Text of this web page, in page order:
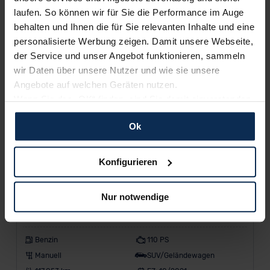
laufen. So können wir für Sie die Performance im Auge
behalten und Ihnen die für Sie relevanten Inhalte und eine
personalisierte Werbung zeigen. Damit unsere Webseite,
der Service und unser Angebot funktionieren, sammeln
wir Daten über unsere Nutzer und wie sie unsere
Angebote auf welchen Geräten nutzen.
Wenn Sie das „OK“ finden, sind Sie damit einverstanden
und erlauben uns Cookies für unseren Service zu
verwenden und diese Daten an Dritte weiterzugeben,
etwa an unsere Marketingpartner. Falls Sie dem nicht
zustimmen möchten, beschränken wir uns auf die
dann nicht auf Sie zuschneiden und Sie somit nicht
perfekt auf dem Weg zu Ihrem Neuwagen unterstützen.
Sie können die Einstellungen jederzeit anpassen oder
Für alle beschriebenen Technologien und Cookies gilt –
Ok
Konfigurieren
Nur notwendige
e
Modell
Kraftstoff
Volkswagen T-Cross
Benzin
110 PS
Manuell
SUV/Geländewagen